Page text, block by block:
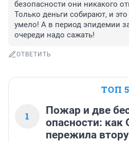
безопасности они никакого
Только деньги собирают, и
умело! А в период эпидемии
очереди надо сажать!
ОТВЕТИТЬ
ТОП 5
1
Пожар и две
опасности: как
пережила